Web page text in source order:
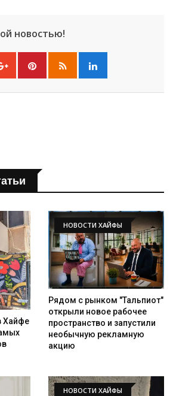
новостью!
Хайфе
НОВОСТИ ХАЙФЫ
Рядом с рынком "Тальпиот"
открыли новое рабочее
пространство и запустили
необычную рекламную
акцию
НОВОСТИ ХАЙФЫ